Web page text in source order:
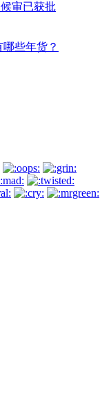
审已获批
些年货？